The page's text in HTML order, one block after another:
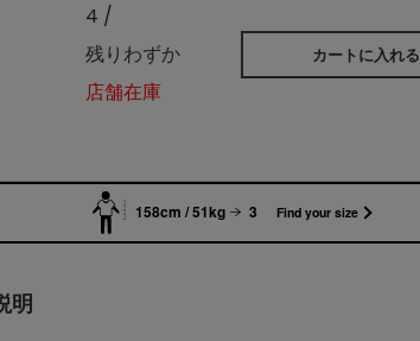
4 /
残りわずか
店舗在庫
カートに入れる
158cm / 51kg 3 Find your size
明